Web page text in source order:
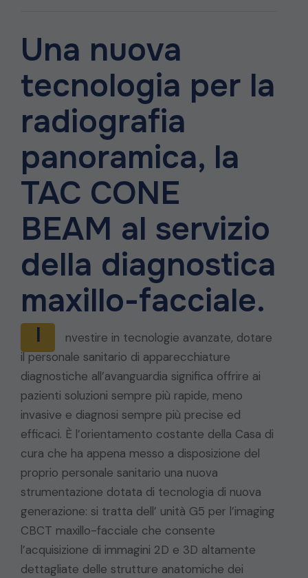
Una nuova
tecnologia per la
radiografia
panoramica, la
TAC CONE
BEAM al servizio
della diagnostica
maxillo-facciale.
I
nvestire in tecnologie avanzate, dotare
il personale sanitario di apparecchiature
diagnostiche all’avanguardia significa offrire ai
pazienti soluzioni sempre più rapide, meno
invasive e diagnosi sempre più precise ed
efficaci. È l’orientamento costante della Casa di
cura che ha appena messo a disposizione del
proprio personale sanitario una nuova
strumentazione dotata di tecnologia di nuova
generazione: si tratta dell’ unità G5 per l’imaging
CBCT maxillo-facciale che consente
l’acquisizione di immagini 2D e 3D altamente
dettagliate delle strutture anatomiche dei